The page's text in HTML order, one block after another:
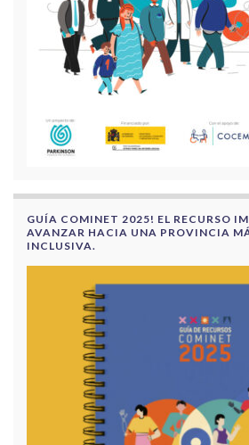
GUÍA COMINET 2025! EL RECURSO
AVANZAR HACIA UNA PROVINCIA
INCLUSIVA.